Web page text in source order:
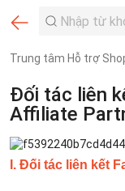
Trung tâm Hỗ trợ
Đối tác liên
Affiliate
I. Đối tác liên kết